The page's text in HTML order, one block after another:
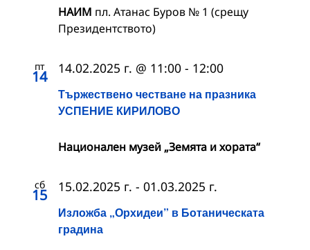
НАИМ пл. Атанас Буров № 1 (срещу
Президентството)
пт
14
Тържествено честване на празника
УСПЕНИЕ КИРИЛОВО
14.02.2025 г. @ 11:00 - 12:00
Национален музей „Земята и хората“
сб
15
Изложба „Орхидеи” в Ботаническата
градина
15.02.2025 г. - 01.03.2025 г.